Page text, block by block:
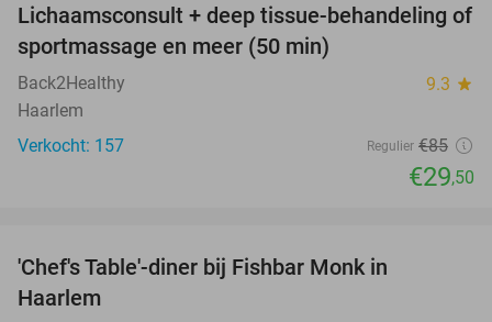
65%
Lichaamsconsult + deep tissue-behandeling of
sportmassage en meer (50 min)
Back2Healthy 9.3 star
Haarlem
Verkocht: 157
Regulier €85
€29,50
'Chef's Table'-diner bij Fishbar Monk in
Haarlem